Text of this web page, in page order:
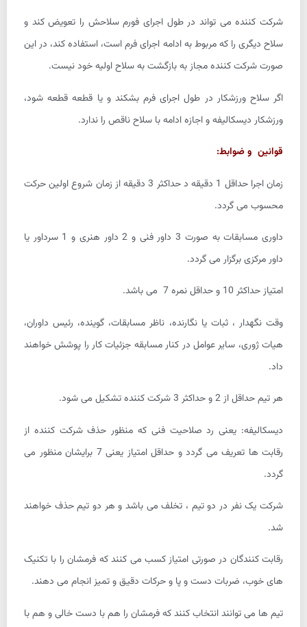
شرکت کننده می تواند در طول اجرای فورم سلاحش را تعویض کند و
سلاح دیگری را که مربوط به ادامه اجرای فرم است، استفاده کند، در این
صورت شرکت کننده مجاز به بازگشت به سلاح اولیه خود نیست.
اگر سلاح ورزشکار در طول اجرای فرم بشکند و یا قطعه قطعه شود،
ورزشکار دیسکالیفه و اجازه ادامه با سلاح ناقص را ندارد.
قوانین و ضوابط:
زمان اجرا حداقل 1 دقیقه د حداکثر 3 دقیقه از زمان شروع اولین حرکت
محسوب می گردد.
داوری مسابقات به صورت 3 داور فنی و 2 داور هنری و 1 سرداور یا
داور مرکزی برگزار می گردد.
امتیاز حداکثر 10 و حداقل نمره 7 می باشد.
وقت نگهدار ، ثبات یا نگارنده، ناظر مسابقات، گوینده، رئیس داوران،
هیات ژوری، سایر عوامل در کنار مسابقه جزئیات کار را پوشش خواهند
داد.
هر تیم حداقل از 2 و حداکثر 3 شرکت کننده تشکیل می شود.
دیسکالیفه: یعنی رد صلاحیت فنی که منظور حذف شرکت کننده از
رقابت ها تعریف می گردد و حداقل امتیاز یعنی 7 برایشان منظور می
گردد.
شرکت یک نفر در دو تیم ، تخلف می باشد و هر دو تیم حذف خواهند
شد.
رقابت کنندگان در صورتی امتیاز کسب می کنند که فرمشان را با تکنیک
های خوب، ضربات دست و پا و حرکات دقیق و تمیز انجام می دهند.
تیم ها می توانند انتخاب کنند که فرمشان را هم با دست خالی و هم با